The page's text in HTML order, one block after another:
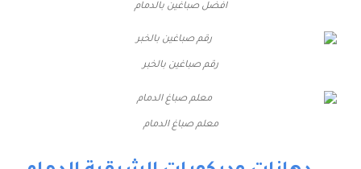
افضل صباغين بالدمام
رقم صباغين بالخبر
معلم صباغ الدمام